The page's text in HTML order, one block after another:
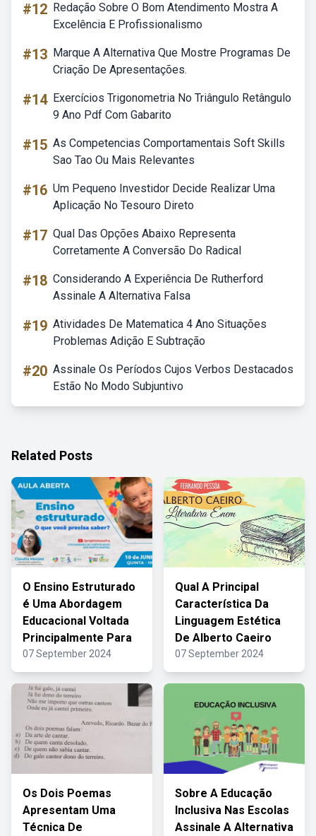
#12 Redação Sobre O Bom Atendimento Mostra A
Excelência E Profissionalismo
#13 Marque A Alternativa Que Mostre Programas De
Criação De Apresentações.
#14 Exercícios Trigonometria No Triângulo Retângulo
9 Ano Pdf Com Gabarito
#15 As Competencias Comportamentais Soft Skills
Sao Tao Ou Mais Relevantes
#16 Um Pequeno Investidor Decide Realizar Uma
Aplicação No Tesouro Direto
#17 Qual Das Opções Abaixo Representa
Corretamente A Conversão Do Radical
#18 Considerando A Experiência De Rutherford
Assinale A Alternativa Falsa
#19 Atividades De Matematica 4 Ano Situações
Problemas Adição E Subtração
#20 Assinale Os Períodos Cujos Verbos Destacados
Estão No Modo Subjuntivo
Related Posts
O Ensino Estruturado
é Uma Abordagem
Educacional Voltada
Principalmente Para
07 September 2024
Qual A Principal
Característica Da
Linguagem Estética
De Alberto Caeiro
07 September 2024
Os Dois Poemas
Apresentam Uma
Técnica De
Sobre A Educação
Inclusiva Nas Escolas
Assinale A Alternativa